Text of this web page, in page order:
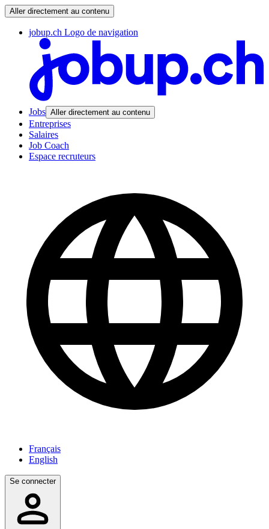
Aller directement au contenu
jobup.ch Logo de navigation
Jobs Aller directement au contenu
Entreprises
Salaires
Job Coach
Espace recruteurs
Français
English
Se connecter